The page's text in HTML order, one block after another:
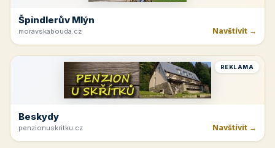
Špindlerův Mlýn
moravskabouda.cz Navštívit →
REKLAMA
Beskydy
penzionuskritku.cz Navštívit →